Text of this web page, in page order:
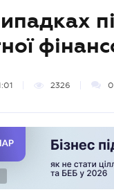
2326 0